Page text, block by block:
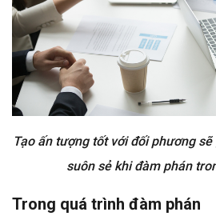
Tạo ấn tượng tốt với đối phương
suôn sẻ khi đàm phán
Trong quá trình đàm phán